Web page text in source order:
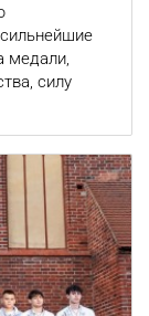
медали,
силу